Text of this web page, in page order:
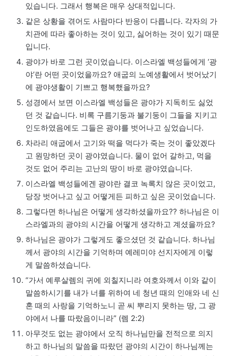
있습니다. 그래서 행복은 매우 상대적입니다.
같은 상황을 겪어도 사람마다 반응이 다릅니다. 각자의 가
치관에 따라 좋아하는 것이 있고, 싫어하는 것이 있기 때문
입니다.
광야가 바로 그런 곳이었습니다. 이스라엘 백성들에게 ‘광
야’란 어떤 곳이었을까요? 애굽의 노예생활에서 벗어났기
에 광야생활이 기쁘고 행복했을까요?
성경에서 보면 이스라엘 백성들은 광야가 지독히도 싫었
던 것 같습니다. 비록 구름기둥과 불기둥이 그들을 지키고
인도하였음에도 그들은 광야를 벗어나고 싶었습니다.
차라리 애굽에서 고기와 떡을 먹다가 죽는 것이 좋았겠다
고 원망하던 곳이 광야였습니다. 물이 없어 갈하고, 먹을
것도 없어 주리는 고난의 땅이 바로 광야였습니다.
이스라엘 백성들에겐 광야란 결코 녹록치 않은 곳이었고,
당장 벗어나고 싶고 어떻게든 피하고 싶은 곳이었습니다.
그렇다면 하나님은 어떻게 생각하셨을까요?? 하나님은 이
스라엘과의 광야의 시간을 어떻게 생각하고 계셨을까요?
하나님은 광야가 그렇게도 좋으셨던 것 같습니다. 하나님
께서 광야의 시간을 기억하며 예레미야 선지자에게 이렇
게 말씀하셨습니다.
“가서 예루살렘의 귀에 외칠지니라 여호와께서 이와 같이
말씀하시기를 내가 너를 위하여 네 청년 때의 인애와 네 신
혼 때의 사랑을 기억하노니 곧 씨 뿌리지 못하는 땅, 그 광
야에서 나를 따랐음이니라” (렘 2:2)
아무것도 없는 광야에서 오직 하나님만을 전적으로 의지
하고 하나님의 말씀을 따랐던 광야의 시간이 하나님께는